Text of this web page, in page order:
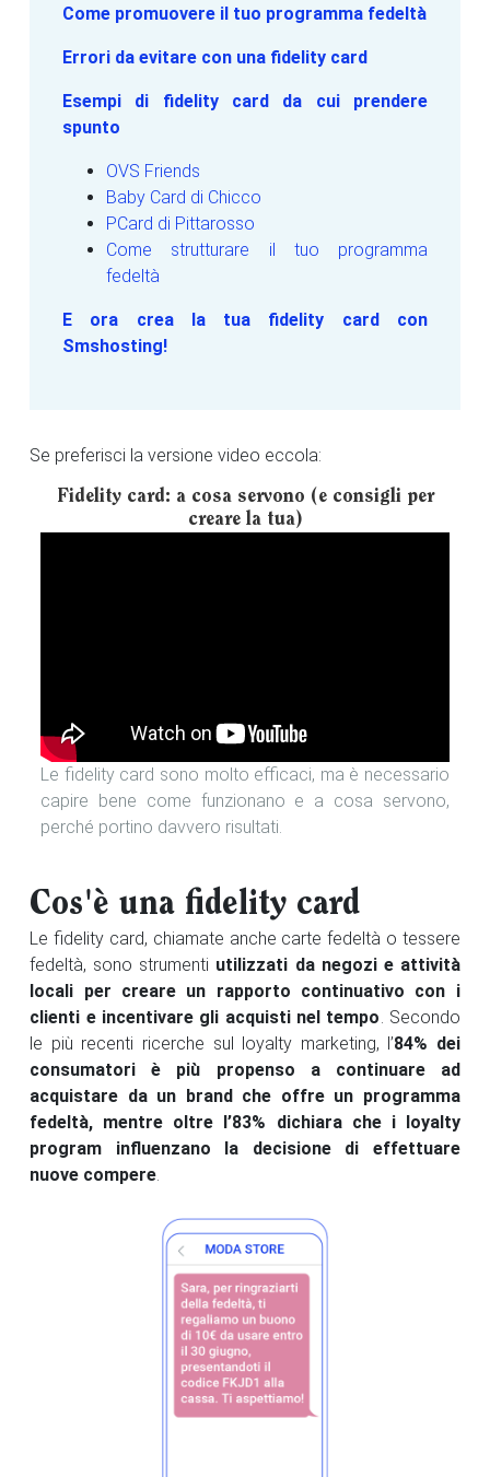
Come promuovere il tuo programma fedeltà
Errori da evitare con una fidelity card
Esempi di fidelity card da cui prendere
spunto
OVS Friends
Baby Card di Chicco
PCard di Pittarosso
Come strutturare il tuo programma
fedeltà
E ora crea la tua fidelity card con
Smshosting!
Se preferisci la versione video eccola:
Fidelity card: a cosa servono (e consigli per
creare la tua)
Le fidelity card sono molto efficaci, ma è necessario
capire bene come funzionano e a cosa servono,
perché portino davvero risultati.
Cos'è una fidelity card
Le fidelity card, chiamate anche carte fedeltà o tessere
fedeltà, sono strumenti utilizzati da negozi e attività
locali per creare un rapporto continuativo con i
clienti e incentivare gli acquisti nel tempo. Secondo
le più recenti ricerche sul loyalty marketing, l’84% dei
consumatori è più propenso a continuare ad
acquistare da un brand che offre un programma
fedeltà, mentre oltre l’83% dichiara che i loyalty
program influenzano la decisione di effettuare
nuove compere.